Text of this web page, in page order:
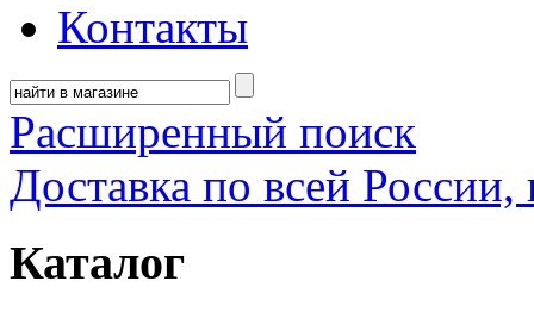
Контакты
Расширенный поиск
Доставка по всей России,
Каталог